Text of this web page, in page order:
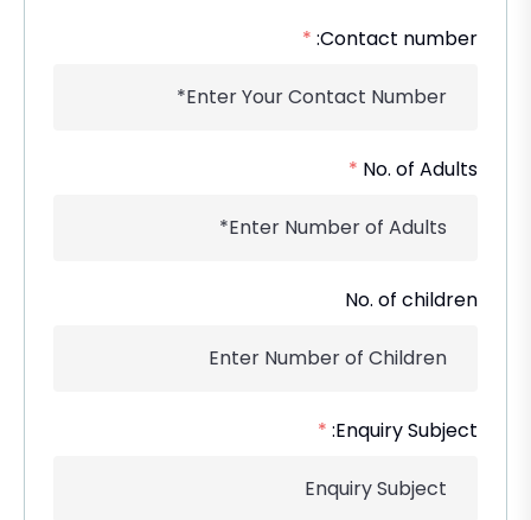
Contact number:
*
No. of Adults
*
No. of children
Enquiry Subject:
*